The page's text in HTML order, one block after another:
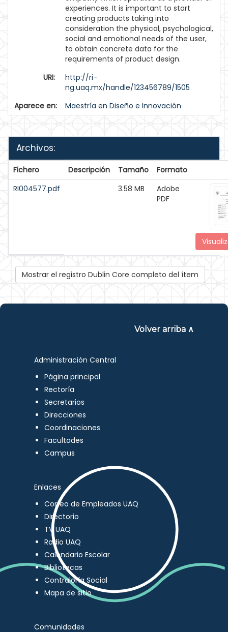
experiences. It is important to start
creating products taking into
consideration the physical, psychological,
social and emotional needs of the user,
to obtain concrete data for the
requirements of product design.
URI:
http://ri-
ng.uaq.mx/handle/123456789/1505
Aparece en:
Maestría en Diseño e Innovación
Archivos:
Fichero Descripción Tamaño
Formato
RI004577.pdf
3.58 MB
Adobe
PDF
Mostrar el registro Dublin Core completo del ítem
Volver arriba ∧
Administración Central
Página principal
Rectoría
Secretarios
Direcciones
Coordinaciones
Facultades
Campus
Enlaces
Correo de Empleados UAQ
Directorio
TV UAQ
Radio UAQ
Calendario Escolar
Bibliotecas
Contraloría Social
Mapa de sitio
Comunidades